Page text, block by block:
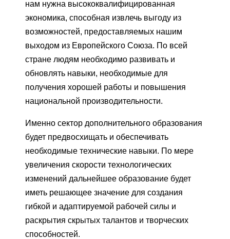
нам нужна высококвалифицированная
экономика, способная извлечь выгоду из
возможностей, предоставляемых нашим
выходом из Европейского Союза. По всей
стране людям необходимо развивать и
обновлять навыки, необходимые для
получения хорошей работы и повышения
национальной производительности.
Именно сектор дополнительного образования
будет предвосхищать и обеспечивать
необходимые технические навыки. По мере
увеличения скорости технологических
изменений дальнейшее образование будет
иметь решающее значение для создания
гибкой и адаптируемой рабочей силы и
раскрытия скрытых талантов и творческих
способностей.